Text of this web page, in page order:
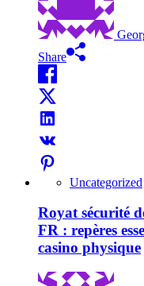
Share
Uncategorized
Royat sécurité
FR : repères
casino physique